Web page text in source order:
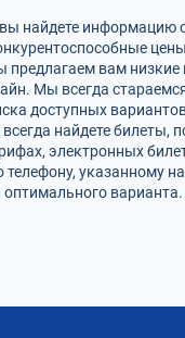
найдете информацию
вам низкие
Мы всегда
доступных
найдете
электронных
указанному